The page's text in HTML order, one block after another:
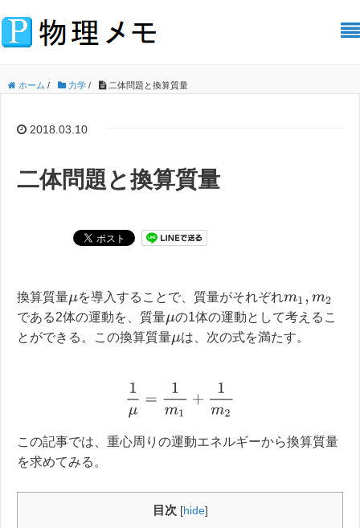
ホーム / 力学 / 二体問題と換算質量
2018.03.10
二体問題と換算質量
換算質量μを導入することで、質量がそれぞれm1, m2
である2体の運動を、質量μの1体の運動として考えるこ
とができる。この換算質量μは、次の式を満たす。
m 2
この記事では、重心周りの運動エネルギーから換算質量
を求めてみる。
目次 [hide]